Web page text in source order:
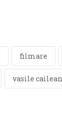
filmare
vasile cailean